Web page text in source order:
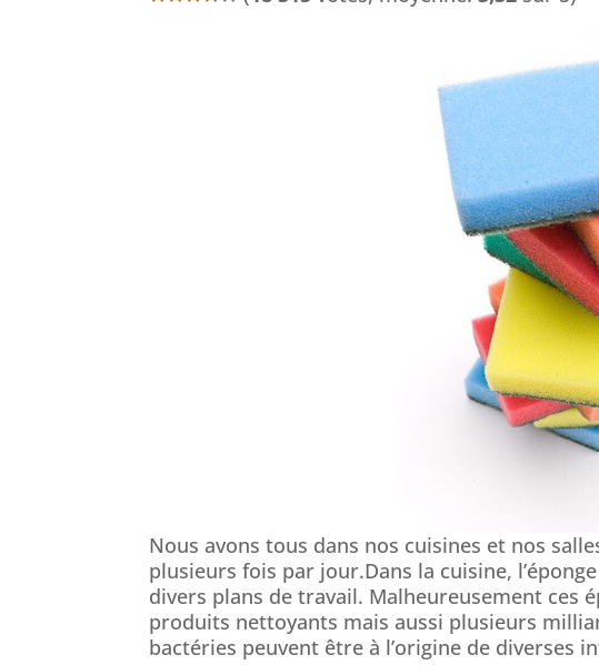
Nous avons tous dans nos cuisines et nos
plusieurs fois par jour.Dans la cuisine,
divers plans de travail. Malheureusement ces
produits nettoyants mais aussi plusieurs
bactéries peuvent être à l’origine de diverses